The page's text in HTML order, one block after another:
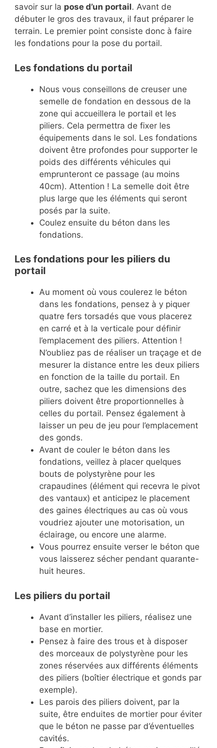
savoir sur la pose d’un portail. Avant de
débuter le gros des travaux, il faut préparer le
terrain. Le premier point consiste donc à faire
les fondations pour la pose du portail.
Les fondations du portail
Nous vous conseillons de creuser une
semelle de fondation en dessous de la
zone qui accueillera le portail et les
piliers. Cela permettra de fixer les
équipements dans le sol. Les fondations
doivent être profondes pour supporter le
poids des différents véhicules qui
emprunteront ce passage (au moins
40cm). Attention ! La semelle doit être
plus large que les éléments qui seront
posés par la suite.
Coulez ensuite du béton dans les
fondations.
Les fondations pour les piliers du
portail
Au moment où vous coulerez le béton
dans les fondations, pensez à y piquer
quatre fers torsadés que vous placerez
en carré et à la verticale pour définir
l’emplacement des piliers. Attention !
N’oubliez pas de réaliser un traçage et de
mesurer la distance entre les deux piliers
en fonction de la taille du portail. En
outre, sachez que les dimensions des
piliers doivent être proportionnelles à
celles du portail. Pensez également à
laisser un peu de jeu pour l’emplacement
des gonds.
Avant de couler le béton dans les
fondations, veillez à placer quelques
bouts de polystyrène pour les
crapaudines (élément qui recevra le pivot
des vantaux) et anticipez le placement
des gaines électriques au cas où vous
voudriez ajouter une motorisation, un
éclairage, ou encore une alarme.
Vous pourrez ensuite verser le béton que
vous laisserez sécher pendant quarante-
huit heures.
Les piliers du portail
Avant d’installer les piliers, réalisez une
base en mortier.
Pensez à faire des trous et à disposer
des morceaux de polystyrène pour les
zones réservées aux différents éléments
des piliers (boîtier électrique et gonds par
exemple).
Les parois des piliers doivent, par la
suite, être enduites de mortier pour éviter
que le béton ne passe par d’éventuelles
cavités.